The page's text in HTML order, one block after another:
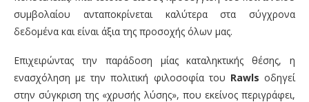
συμβολαίου ανταποκρίνεται καλύτερα στα σύγχρονα
δεδομένα και είναι άξια της προσοχής όλων μας.
Επιχειρώντας την παράδοση μίας καταληκτικής θέσης, η
ενασχόληση με την πολιτική φιλοσοφία του Rawls οδηγεί
στην σύγκριση της «χρυσής λύσης», που εκείνος περιγράφει,